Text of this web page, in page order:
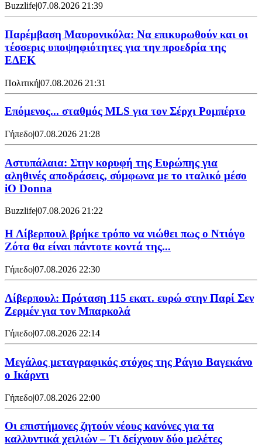
Buzzlife|07.08.2026 21:39
Παρέμβαση Μαυρονικόλα: Να επικυρωθούν και οι
τέσσερις υποψηφιότητες για την προεδρία της
ΕΔΕΚ
Πολιτική|07.08.2026 21:31
Επόμενος... σταθμός MLS για τον Σέρχι Ρομπέρτο
Γήπεδο|07.08.2026 21:28
Αστυπάλαια: Στην κορυφή της Ευρώπης για
αληθινές αποδράσεις, σύμφωνα με το ιταλικό μέσο
iO Donna
Buzzlife|07.08.2026 21:22
Η Λίβερπουλ βρήκε τρόπο να νιώθει πως ο Ντιόγο
Ζότα θα είναι πάντοτε κοντά της...
Γήπεδο|07.08.2026 22:30
Λίβερπουλ: Πρόταση 115 εκατ. ευρώ στην Παρί Σεν
Ζερμέν για τον Μπαρκολά
Γήπεδο|07.08.2026 22:14
Μεγάλος μεταγραφικός στόχος της Ράγιο Βαγεκάνο
ο Ικάρντι
Γήπεδο|07.08.2026 22:00
Οι επιστήμονες ζητούν νέους κανόνες για τα
καλλυντικά χειλιών – Τι δείχνουν δύο μελέτες